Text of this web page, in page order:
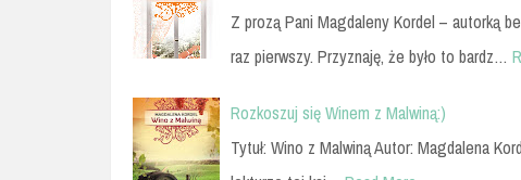
Z prozą Pani Magdaleny Kordel – autorką
raz pierwszy. Przyznaję, że było to bardz…
Rozkoszuj się Winem z Malwiną:)
Tytuł: Wino z Malwiną Autor: Magdalena